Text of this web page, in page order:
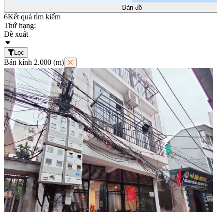
Bản đồ
6Kết quả tìm kiếm
Thứ hạng:
Đề xuất
Lọc
Bán kính 2.000 (m)